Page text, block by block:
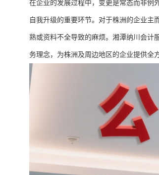
在企业的发展过程中，变更是常态而非例
自我升级的重要环节。对于株洲的企业
熟或资料不全导致的麻烦。湘潭纳川会计
务理念，为株洲及周边地区的企业提供全